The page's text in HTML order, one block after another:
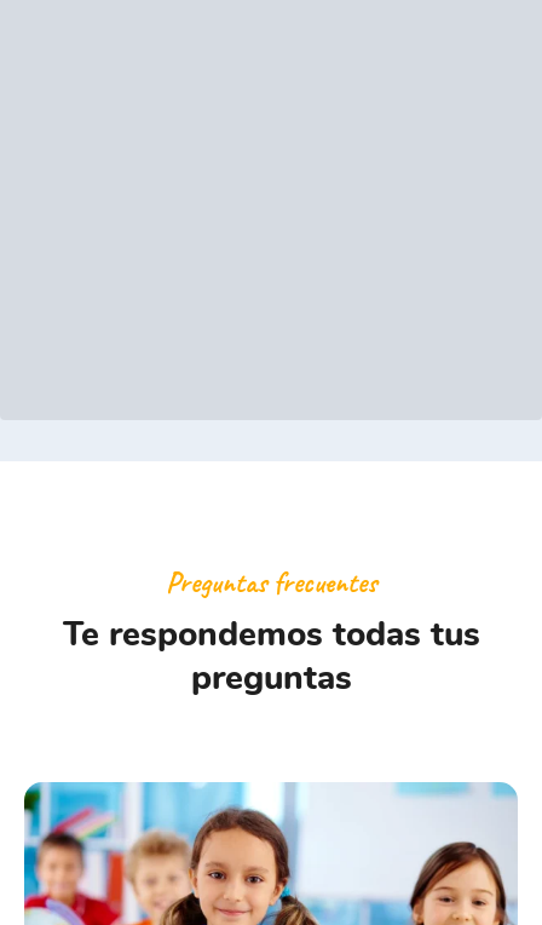
Preguntas frecuentes
Te respondemos todas tus
preguntas